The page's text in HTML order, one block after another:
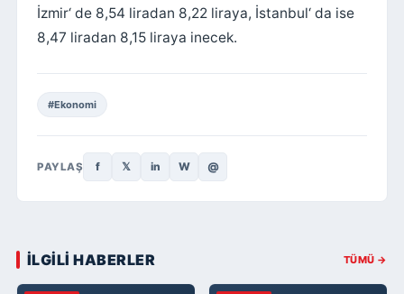
İzmir‘ de 8,54 liradan 8,22 liraya, İstanbul‘ da ise
8,47 liradan 8,15 liraya inecek.
#Ekonomi
PAYLAŞ f 𝕏 in W @
İLGİLİ HABERLER TÜMÜ →